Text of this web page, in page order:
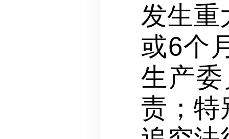
发生重
或6个
生产
责；特